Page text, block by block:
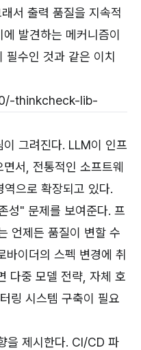
서 출력 품질을 지속적
발견하는 메커니즘이
필수인 것과 같은 이치
thinkcheck-lib-
그려진다. LLM이 인프
서, 전통적인 소프트웨
으로 확장되고 있다.
성" 문제를 보여준다. 프
언제든 품질이 변할 수
바이더의 스펙 변경에 취
다중 모델 전략, 자체 호
링 시스템 구축이 필요
을 제시한다. CI/CD 파